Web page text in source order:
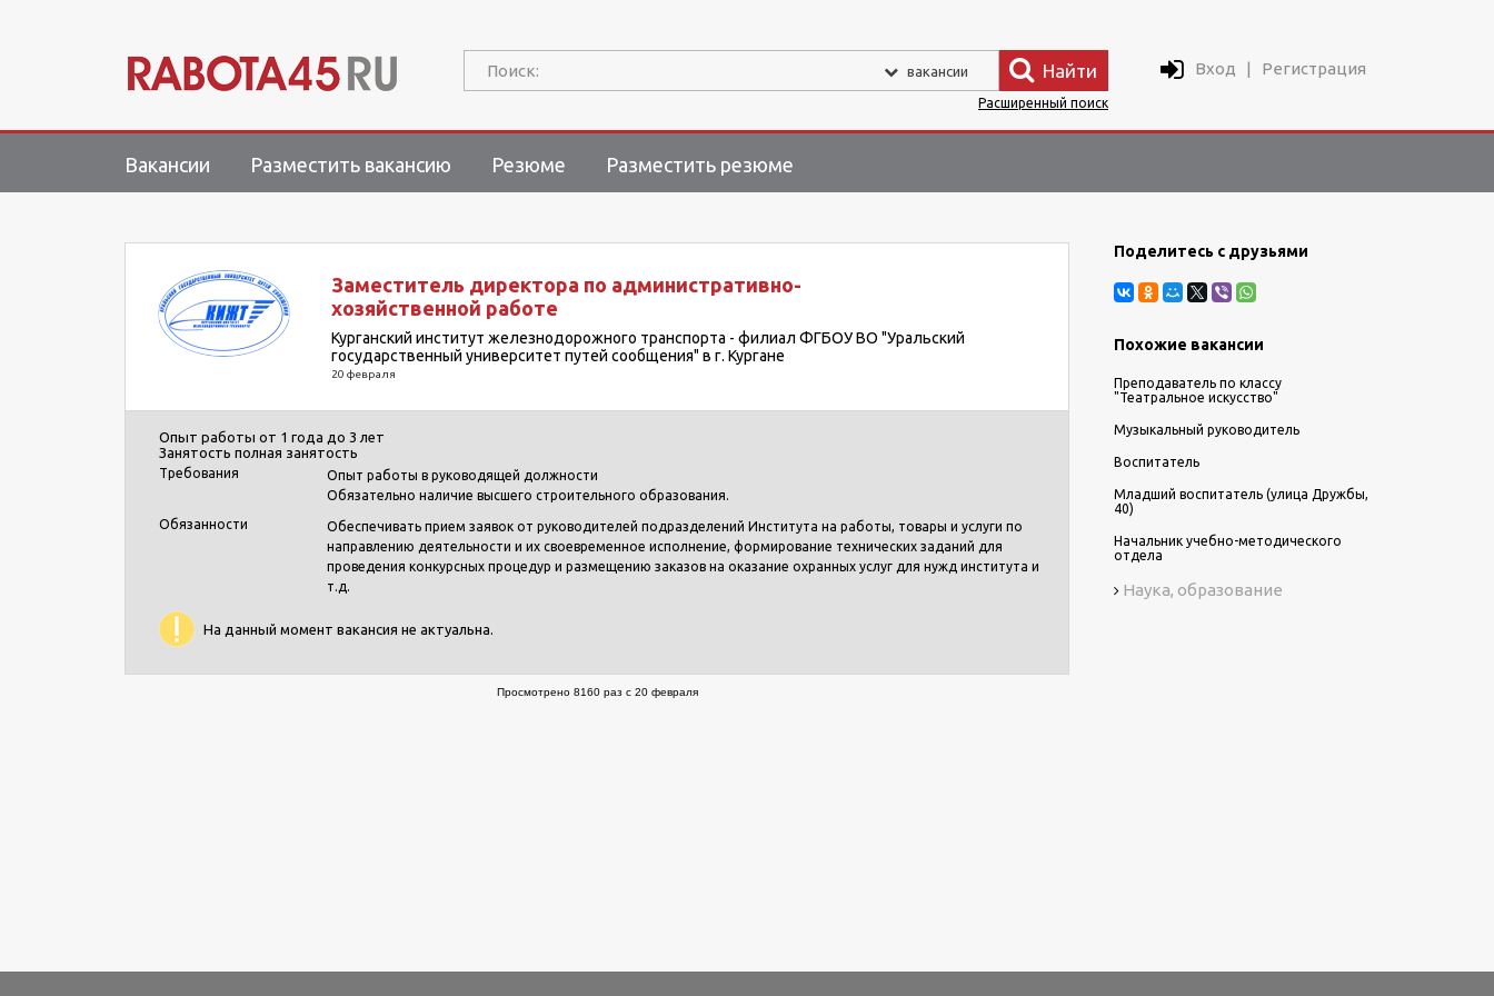
Поиск: вакансии Найти Вход | Регистрация
Расширенный поиск
Вакансии Разместить вакансию Резюме Разместить резюме
Заместитель директора по административно-
хозяйственной работе
Курганский институт железнодорожного транспорта - филиал ФГБОУ ВО "Уральский
государственный университет путей сообщения" в г. Кургане
20 февраля
Опыт работы от 1 года до 3 лет
Занятость полная занятость
Требования
Опыт работы в руководящей должности
Обязательно наличие высшего строительного образования.
Обязанности
Обеспечивать прием заявок от руководителей подразделений Института на работы, товары и услуги по
направлению деятельности и их своевременное исполнение, формирование технических заданий для
проведения конкурсных процедур и размещению заказов на оказание охранных услуг для нужд института и
т.д.
На данный момент вакансия не актуальна.
Просмотрено 8160 раз с 20 февраля
Поделитесь с друзьями
Похожие вакансии
Преподаватель по классу
"Театральное искусство"
Музыкальный руководитель
Воспитатель
Младший воспитатель (улица Дружбы,
40)
Начальник учебно-методического
отдела
Наука, образование